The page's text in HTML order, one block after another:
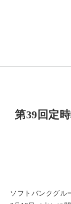
第39回定
ソフトバンクグル